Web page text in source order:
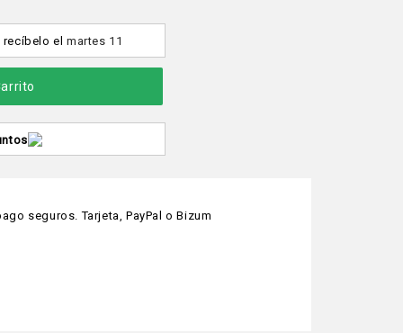
recíbeloel martes 11
seguros. Tarjeta, PayPal o Bizum